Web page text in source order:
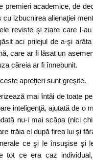
premieri academice, de
cu izbucnirea alienaţiei
reviste şi ziare care l-
aci prilejul de a-şi
care ar fi lăsat un
căreia ar fi înnebunit.
apreţieri sunt greşite.
mai întâi de toate
inteligenţă, ajutată de o
nu-i mai scăpa (nici
trăia el după firea lui şi
ce şi le însuşise şi
tot ce era caz